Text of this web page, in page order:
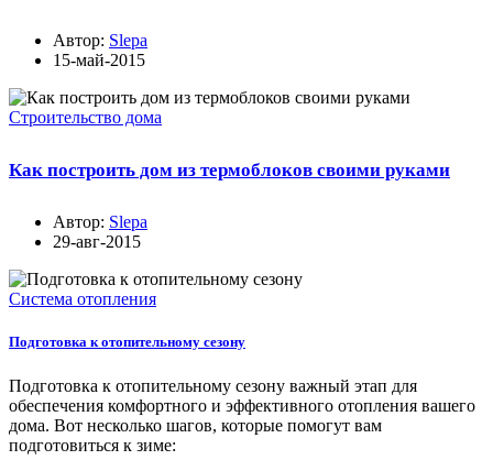
Автор: Slepa
15-май-2015
Строительство дома
Как построить дом из термоблоков своими руками
Автор: Slepa
29-авг-2015
Система отопления
Подготовка к отопительному сезону
Подготовка к отопительному сезону важный этап для
обеспечения комфортного и эффективного отопления вашего
дома. Вот несколько шагов, которые помогут вам
подготовиться к зиме: